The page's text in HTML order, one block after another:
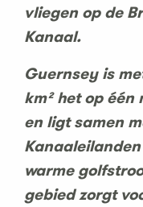
vliegen op de
Kanaal.
Guernsey is
km² het op
en ligt samen
warme
gebied zorgt